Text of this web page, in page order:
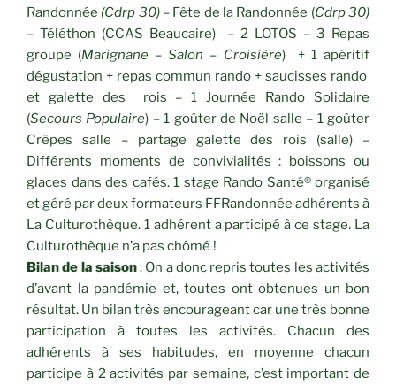
Randonnée (Cdrp 30) – Fête de la Randonnée (Cdrp 30)
– Téléthon (CCAS Beaucaire) – 2 LOTOS – 3 Repas
groupe (Marignane – Salon – Croisière) + 1 apéritif
dégustation + repas commun rando + saucisses rando
et galette des rois – 1 Journée Rando Solidaire
(Secours Populaire) – 1 goûter de Noël salle – 1 goûter
Crêpes salle – partage galette des rois (salle) –
Différents moments de convivialités : boissons ou
glaces dans des cafés. 1 stage Rando Santé® organisé
et géré par deux formateurs FFRandonnée adhérents à
La Culturothèque. 1 adhérent a participé à ce stage. La
Culturothèque n’a pas chômé !
Bilan de la saison: On a donc repris toutes les activités
d’avant la pandémie et, toutes ont obtenues un bon
résultat. Un bilan très encourageant car une très bonne
participation à toutes les activités. Chacun des
adhérents à ses habitudes, en moyenne chacun
participe à 2 activités par semaine, c’est important de